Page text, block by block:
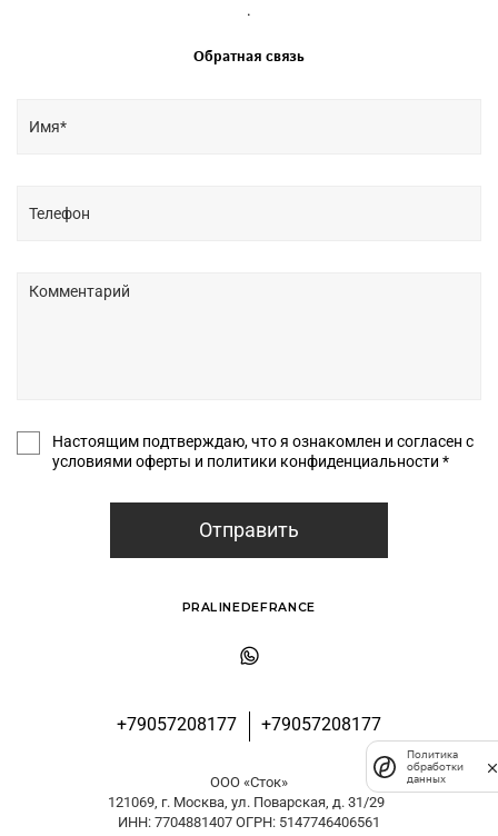
.
Обратная связь
Настоящим подтверждаю, что я ознакомлен и согласен с
условиями оферты и политики конфиденциальности *
Отправить
+79057208177 +79057208177
PRALINEDEFRANCE
ООО «Сток»
121069, г. Москва, ул. Поварская, д. 31/29
ИНН: 7704881407 ОГРН: 5147746406561
Политика
обработки
данных